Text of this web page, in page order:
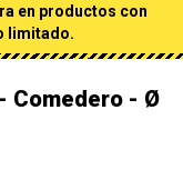
en productos con
limitado.
Comedero - Ø